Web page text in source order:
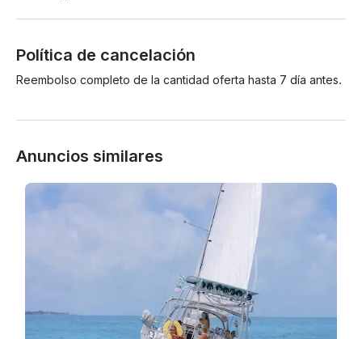
Política de cancelación
Reembolso completo de la cantidad oferta hasta 7 día antes.
Anuncios similares